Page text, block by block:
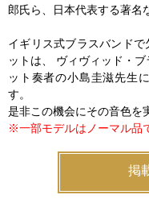
郎氏ら、日本代表する著名
イギリス式ブラスバンド
ットは、 ヴィヴィッド・
ット奏者の小島圭滋先生
す。
是非この機会にその音色を
※一部モデルはノーマル品
掲